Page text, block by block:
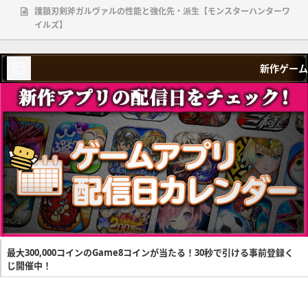
護鎖刃剣斧ガルヴァルの性能と強化先・派生【モンスターハンターワ
イルズ】
新作ゲーム
最大300,000コインのGame8コインが当たる！30秒で引ける事前登録く
じ開催中！